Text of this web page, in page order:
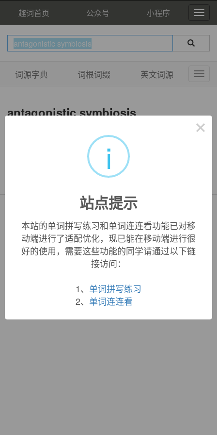
趣词首页 公众号 小程序
词源字典 词根词缀 英文词源
antagonistic symbiosis
Copyright © QuWord.com All Rights Reserved.
词根大全|联系站长
蜀ICP备19033398号-1
×
i
站点提示
本站的单词拼写练习和单词连连看功能已对移
动端进行了适配优化，现已能在移动端进行很
好的使用，需要这些功能的同学请通过以下链
接访问：
1、 单词拼写练习
2、 单词连连看